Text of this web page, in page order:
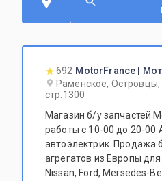
692 MotorFrance |
Раменское, Островцы,
стр.1300
Магазин б/у запчастей
работы с 10-00 до 20-00
автоэлектрик. Продажа
агрегатов из Европы
Nissan, Ford, Mersedes-